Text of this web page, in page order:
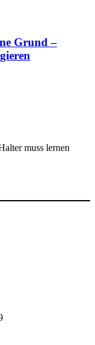
Grund –
muss lernen